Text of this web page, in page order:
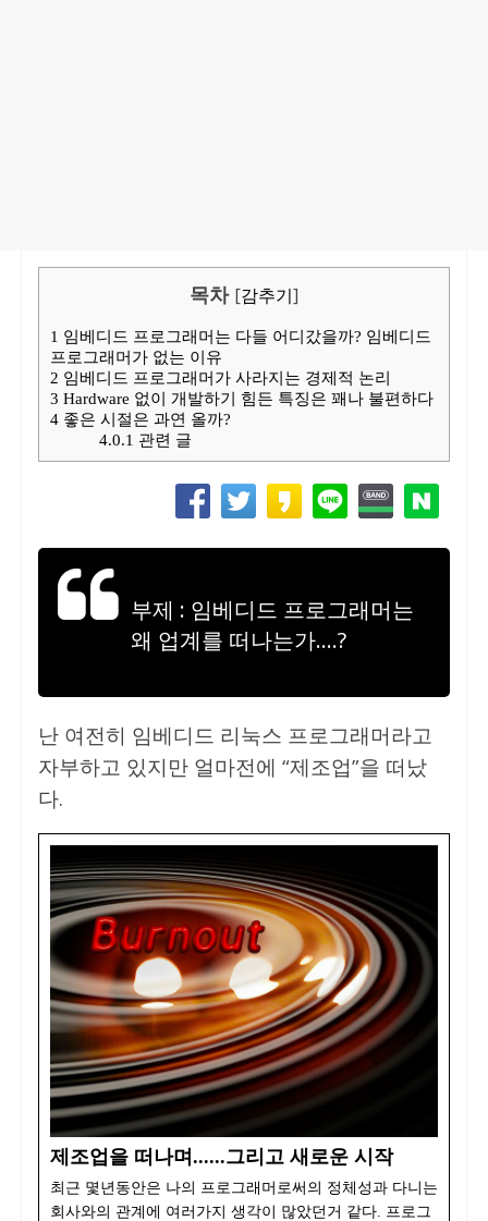
목차 [감추기]
1 임베디드 프로그래머는 다들 어디갔을까? 임베디드
프로그래머가 없는 이유
2 임베디드 프로그래머가 사라지는 경제적 논리
3 Hardware 없이 개발하기 힘든 특징은 꽤나 불편하다
4좋은 시절은 과연 올까?
4.0.1 관련 글
부제 : 임베디드 프로그래머는
왜 업계를 떠나는가….?
난 여전히 임베디드 리눅스 프로그래머라고
자부하고 있지만 얼마전에 “제조업”을 떠났
다.
제조업을 떠나며......그리고 새로운 시작
최근 몇년동안은 나의 프로그래머로써의 정체성과 다니는
회사와의 관계에 여러가지 생각이 많았던거 같다. 프로그